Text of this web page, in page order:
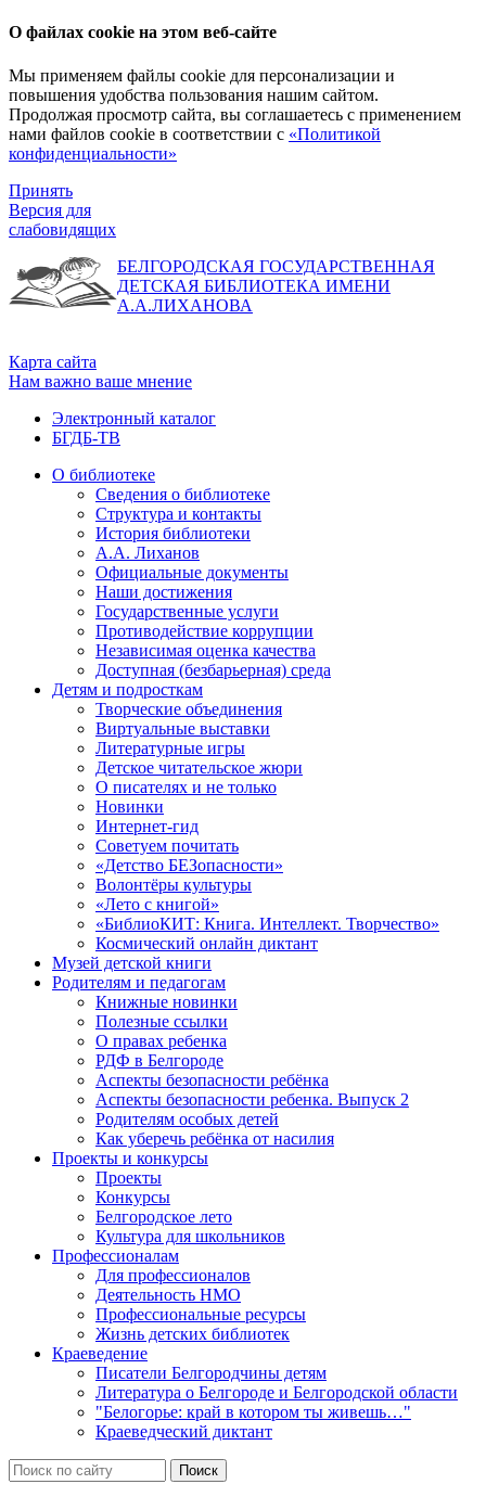
О файлах cookie на этом веб-сайте
Мы применяем файлы cookie для персонализации и
повышения удобства пользования нашим сайтом.
Продолжая просмотр сайта, вы соглашаетесь с применением
нами файлов cookie в соответствии с «Политикой
конфиденциальности»
Принять
Версия для
слабовидящих
БЕЛГОРОДСКАЯ ГОСУДАРСТВЕННАЯ
ДЕТСКАЯ БИБЛИОТЕКА ИМЕНИ
А.А.ЛИХАНОВА
Карта сайта
Нам важно ваше мнение
Электронный каталог
БГДБ-ТВ
О библиотеке
Сведения о библиотеке
Структура и контакты
История библиотеки
А.А. Лиханов
Официальные документы
Наши достижения
Государственные услуги
Противодействие коррупции
Независимая оценка качества
Доступная (безбарьерная) среда
Детям и подросткам
Творческие объединения
Виртуальные выставки
Литературные игры
Детское читательское жюри
О писателях и не только
Новинки
Интернет-гид
Советуем почитать
«Детство БЕЗопасности»
Волонтёры культуры
«Лето с книгой»
«БиблиоКИТ: Книга. Интеллект. Творчество»
Космический онлайн диктант
Музей детской книги
Родителям и педагогам
Книжные новинки
Полезные ссылки
О правах ребенка
РДФ в Белгороде
Аспекты безопасности ребёнка
Аспекты безопасности ребенка. Выпуск 2
Родителям особых детей
Как уберечь ребёнка от насилия
Проекты и конкурсы
Проекты
Конкурсы
Белгородское лето
Культура для школьников
Профессионалам
Для профессионалов
Деятельность НМО
Профессиональные ресурсы
Жизнь детских библиотек
Краеведение
Писатели Белгородчины детям
Литература о Белгороде и Белгородской области
"Белогорье: край в котором ты живешь…"
Краеведческий диктант